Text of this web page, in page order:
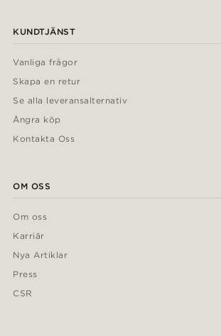
KUNDTJÄNST
Vanliga frågor
Skapa en retur
Se alla leveransalternativ
Ångra köp
Kontakta Oss
OM OSS
Om oss
Karriär
Nya Artiklar
Press
CSR